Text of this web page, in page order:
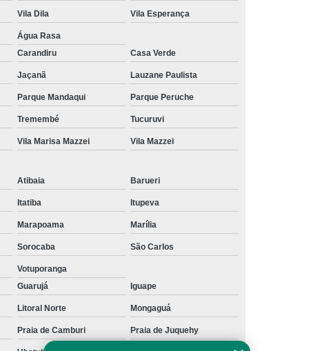
Deficientes
Eletrônica Adaptada para Deficiente
Físico
Embreagem Eletrônica Deficiente
Embreagem Eletrônica para Deficiente
Embreagem Eletrônica Progressiva
Medida para Deficiente
Universal para Cadeirante
de Deficientes Físicos
Deficientes Físicos
Kit Acelerador e Freio Manual de Adaptação
para Adaptação
Adaptação de Deficientes
Vila Dila Vila Esperança
Água Rasa
Carandiru Casa Verde
Jaçanã Lauzane Paulista
Parque Mandaqui Parque Peruche
Tremembé Tucuruvi
Vila Marisa Mazzei Vila Mazzei
Atibaia Barueri
Itatiba Itupeva
Marapoama Marília
Sorocaba São Carlos
Votuporanga
Guarujá Iguape
Litoral Norte Mongaguá
Praia de Camburi Praia de Juquehy